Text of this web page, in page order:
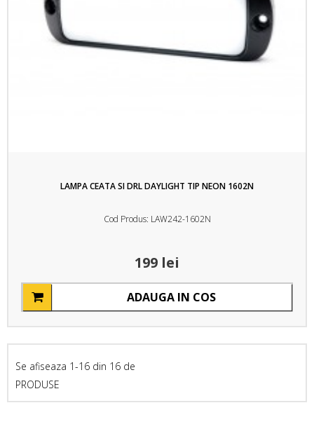
LAMPA CEATA SI DRL DAYLIGHT TIP NEON 1602N
Cod Produs: LAW242-1602N
199 lei
ADAUGA IN COS
Se afiseaza 1-16 din 16 de
PRODUSE